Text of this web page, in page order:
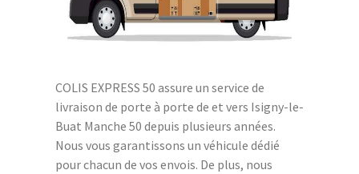
COLIS EXPRESS 50 assure un service de
livraison de porte à porte de et vers Isigny-le-
Buat Manche 50 depuis plusieurs années.
Nous vous garantissons un véhicule dédié
pour chacun de vos envois. De plus, nous